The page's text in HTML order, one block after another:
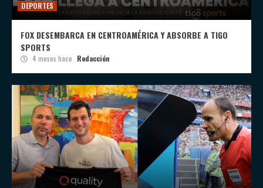
DEPORTES
FOX DESEMBARCA EN CENTROAMÉRICA Y ABSORBE A TIGO
SPORTS
4 meses hace Redacción